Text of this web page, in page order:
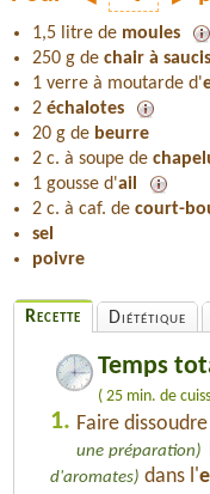
1,5 litre de moules
250 g de chair à
1 verre à moutarde d'
2 échalotes
20 g de beurre
2 c. à soupe de
1 gousse d'ail
2 c. à caf. de court-
sel
poivre
Recette Diététique
Temps
( 25 min. de
1. Faire dissoudre
une préparation)
d'aromates) dans l'